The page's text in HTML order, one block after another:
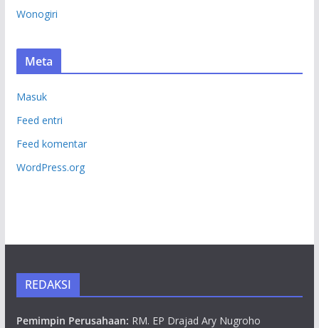
Wonogiri
Meta
Masuk
Feed entri
Feed komentar
WordPress.org
REDAKSI
Pemimpin Perusahaan: RM. EP Drajad Ary Nugroho